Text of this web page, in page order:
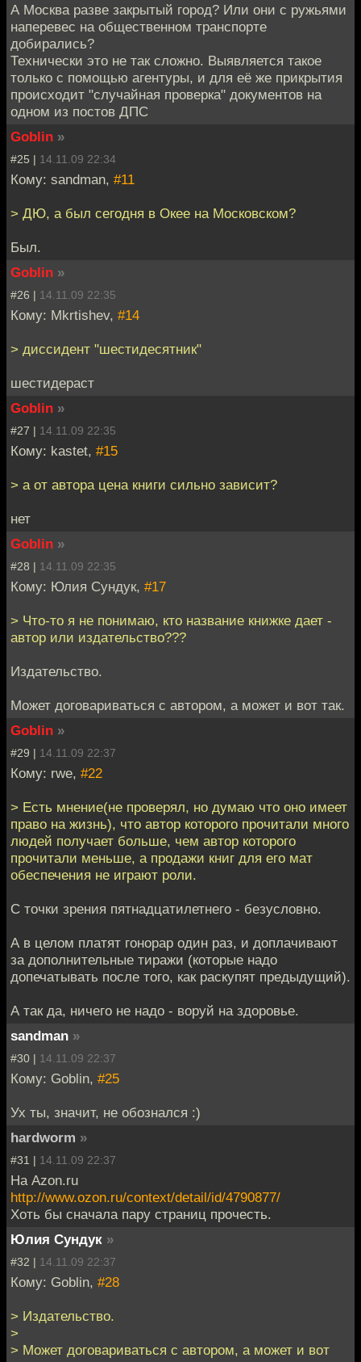
А Москва разве закрытый город? Или они с ружьями
наперевес на общественном транспорте
добирались?
Технически это не так сложно. Выявляется такое
только с помощью агентуры, и для её же прикрытия
происходит "случайная проверка" документов на
одном из постов ДПС
Goblin »
#25 | 14.11.09 22:34
Кому: sandman, #11
> ДЮ, а был сегодня в Окее на Московском?
Был.
Goblin »
#26 | 14.11.09 22:35
Кому: Mkrtishev, #14
> диссидент "шестидесятник"
шестидераст
Goblin »
#27 | 14.11.09 22:35
Кому: kastet, #15
> а от автора цена книги сильно зависит?
нет
Goblin »
#28 | 14.11.09 22:35
Кому: Юлия Сундук, #17
> Что-то я не понимаю, кто название книжке дает -
автор или издательство???
Издательство.
Может договариваться с автором, а может и вот так.
Goblin »
#29 | 14.11.09 22:37
Кому: rwe, #22
> Есть мнение(не проверял, но думаю что оно имеет
право на жизнь), что автор которого прочитали много
людей получает больше, чем автор которого
прочитали меньше, а продажи книг для его мат
обеспечения не играют роли.
С точки зрения пятнадцатилетнего - безусловно.
А в целом платят гонорар один раз, и доплачивают
за дополнительные тиражи (которые надо
допечатывать после того, как раскупят предыдущий).
А так да, ничего не надо - воруй на здоровье.
sandman »
#30 | 14.11.09 22:37
Кому: Goblin, #25
Ух ты, значит, не обознался :)
hardworm »
#31 | 14.11.09 22:37
На Azon.ru
http://www.ozon.ru/context/detail/id/4790877/
Хоть бы сначала пару страниц прочесть.
Юлия Сундук »
#32 | 14.11.09 22:37
Кому: Goblin, #28
> Издательство.
>
> Может договариваться с автором, а может и вот